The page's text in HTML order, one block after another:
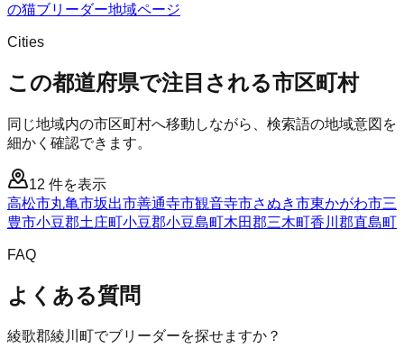
の猫ブリーダー地域ページ
Cities
この都道府県で注目される市区町村
同じ地域内の市区町村へ移動しながら、検索語の地域意図を
細かく確認できます。
12 件を表示
高松市丸亀市坂出市善通寺市観音寺市さぬき市東かがわ市三
豊市小豆郡土庄町小豆郡小豆島町木田郡三木町香川郡直島町
FAQ
よくある質問
綾歌郡綾川町でブリーダーを探せますか？